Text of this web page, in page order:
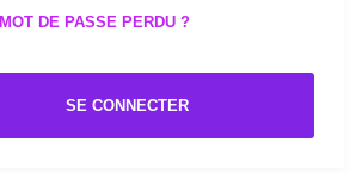
MOT DE PASSE PERDU ?
SE CONNECTER